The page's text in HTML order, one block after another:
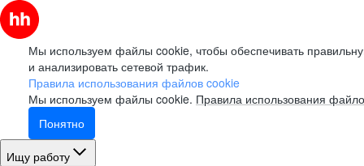
Мы используем файлы cookie, чтобы обеспечивать
и анализировать сетевой трафик.
Правила использования файлов cookie
Мы используем файлы cookie. Правила использования
Понятно
Ищу работу